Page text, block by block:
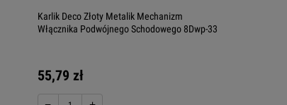
Karlik Deco Złoty Metalik Mechanizm
Włącznika Podwójnego Schodowego 8Dwp-33
55,79 zł